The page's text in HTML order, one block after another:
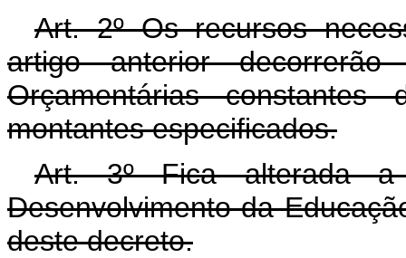
Art. 2º Os recursos
artigo anterior
Orçamentárias
montantes especificados.
Art. 3º Fica alterada
Desenvolvimento da
deste decreto.